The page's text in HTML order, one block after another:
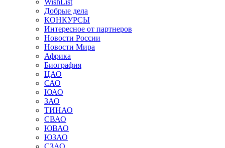
WishList
Добрые дела
КОНКУРСЫ
Интересное от партнеров
Новости России
Новости Мира
Африка
Биография
ЦАО
САО
ЮАО
ЗАО
ТИНАО
СВАО
ЮВАО
ЮЗАО
СЗАО